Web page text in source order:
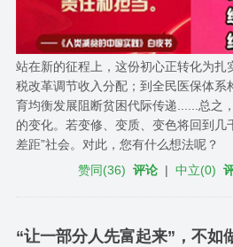
站在新的征程上，这份初心正转化为扎
税改革调节收入分配；到全民医保体系
育均衡发展阻断贫困代际传递......总之
的变化。若变修、变质、变色将回到几
差距”社会。对此，您有什么想法呢？
赞同(36) 评论 |中立(0)
“让一部分人先富起来”，不如